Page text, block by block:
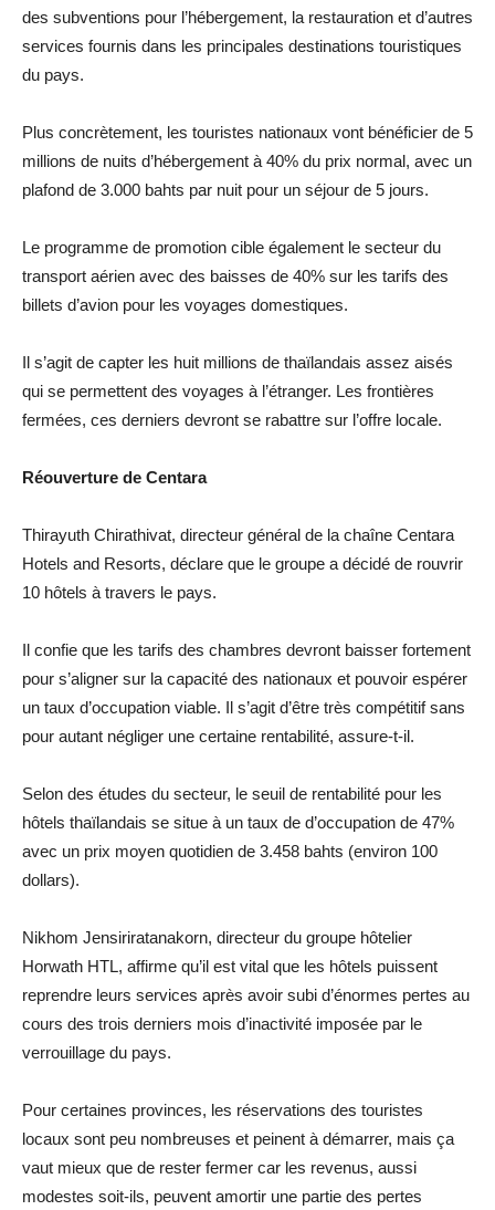
des subventions pour l’hébergement, la restauration et d’autres
services fournis dans les principales destinations touristiques
du pays.
Plus concrètement, les touristes nationaux vont bénéficier de 5
millions de nuits d’hébergement à 40% du prix normal, avec un
plafond de 3.000 bahts par nuit pour un séjour de 5 jours.
Le programme de promotion cible également le secteur du
transport aérien avec des baisses de 40% sur les tarifs des
billets d’avion pour les voyages domestiques.
Il s’agit de capter les huit millions de thaïlandais assez aisés
qui se permettent des voyages à l’étranger. Les frontières
fermées, ces derniers devront se rabattre sur l’offre locale.
Réouverture de Centara
Thirayuth Chirathivat, directeur général de la chaîne Centara
Hotels and Resorts, déclare que le groupe a décidé de rouvrir
10 hôtels à travers le pays.
Il confie que les tarifs des chambres devront baisser fortement
pour s’aligner sur la capacité des nationaux et pouvoir espérer
un taux d’occupation viable. Il s’agit d’être très compétitif sans
pour autant négliger une certaine rentabilité, assure-t-il.
Selon des études du secteur, le seuil de rentabilité pour les
hôtels thaïlandais se situe à un taux de d’occupation de 47%
avec un prix moyen quotidien de 3.458 bahts (environ 100
dollars).
Nikhom Jensiriratanakorn, directeur du groupe hôtelier
Horwath HTL, affirme qu’il est vital que les hôtels puissent
reprendre leurs services après avoir subi d’énormes pertes au
cours des trois derniers mois d’inactivité imposée par le
verrouillage du pays.
Pour certaines provinces, les réservations des touristes
locaux sont peu nombreuses et peinent à démarrer, mais ça
vaut mieux que de rester fermer car les revenus, aussi
modestes soit-ils, peuvent amortir une partie des pertes